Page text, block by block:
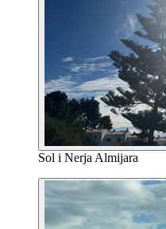
Sol i Nerja Almijara